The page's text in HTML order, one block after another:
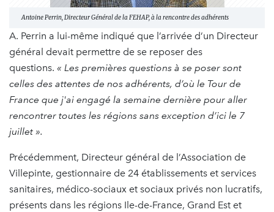
Antoine Perrin, Directeur Général de la FEHAP, à la rencontre des adhérents
A. Perrin a lui-même indiqué que l’arrivée d’un Directeur
général devait permettre de se reposer des
questions. « Les premières questions à se poser sont
celles des attentes de nos adhérents, d’où le Tour de
France que j'ai engagé la semaine dernière pour aller
rencontrer toutes les régions sans exception d’ici le 7
juillet ».
Précédemment, Directeur général de l’Association de
Villepinte, gestionnaire de 24 établissements et services
sanitaires, médico-sociaux et sociaux privés non lucratifs,
présents dans les régions Ile-de-France, Grand Est et